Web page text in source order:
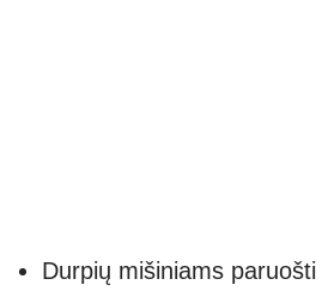
Durpių mišiniams